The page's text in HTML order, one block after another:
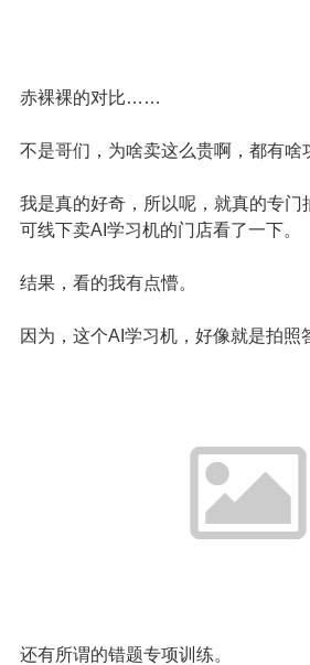
赤裸裸的对比……
不是哥们，为啥卖这么贵啊，都有啥
我是真的好奇，所以呢，就真的专门
可线下卖AI学习机的门店看了一下。
结果，看的我有点懵。
因为，这个AI学习机，好像就是拍照
还有所谓的错题专项训练。